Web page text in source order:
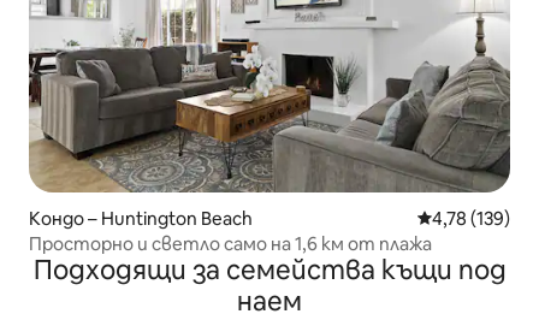
Кондо – Huntington Beach Средна
4,78 (139)
Просторно и светло само на 1,6 км от плажа
Подходящи за семейства къщи под
наем